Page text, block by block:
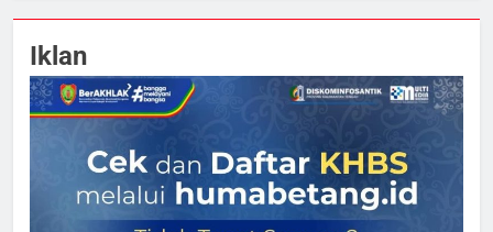
Iklan